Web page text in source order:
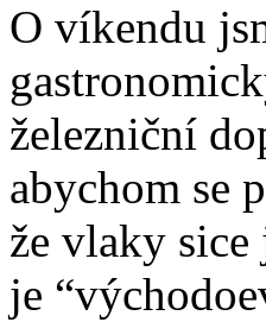
O víkendu
železniční
abychom se
že vlaky sice
je